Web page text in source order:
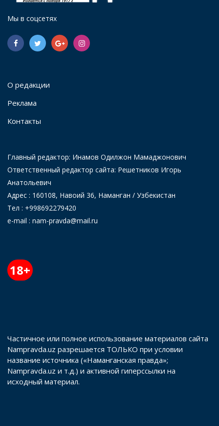
Мы в соцсетях
О редакции
Реклама
Контакты
Главный редактор: Инамов Одилжон Мамаджонович
Ответственный редактор сайта: Решетников Игорь
Анатольевич
Адрес : 160108, Навоий 36, Наманган / Узбекистан
Тел : +998692279420
e-mail : nam-pravda@mail.ru
18+
Частичное или полное использование материалов сайта
Nampravda.uz разрешается ТОЛЬКО при условии
название источника («Наманганская правда»;
Nampravda.uz и т.д.) и активной гиперссылки на
исходный материал.